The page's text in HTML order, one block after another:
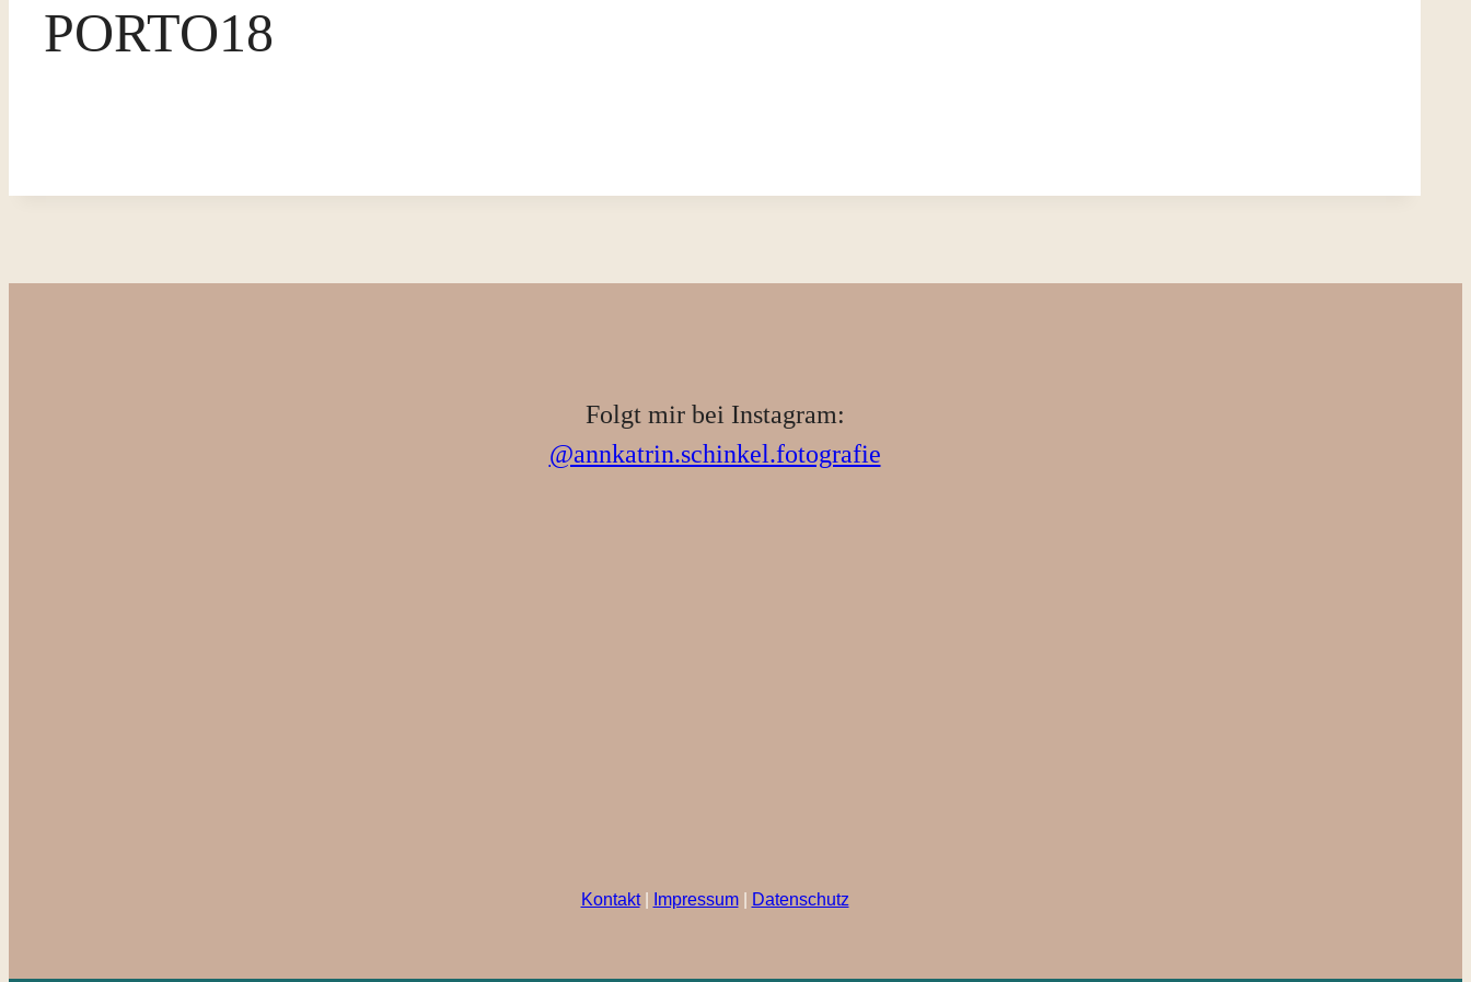
PORTO18
Folgt mir bei Instagram:
@annkatrin.schinkel.fotografie
Kontakt| Impressum| Datenschutz